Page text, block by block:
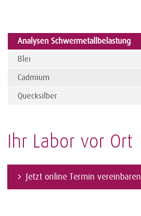
Analysen Schwermetallbelastung
Blei
Cadmium
Quecksilber
Ihr Labor vor Ort
Jetzt online Termin vereinbaren